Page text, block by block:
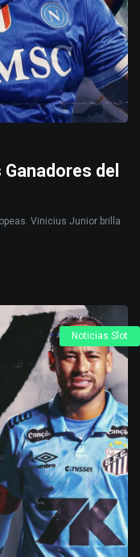
del
Vinicius Junior brilla
Noticias Slot